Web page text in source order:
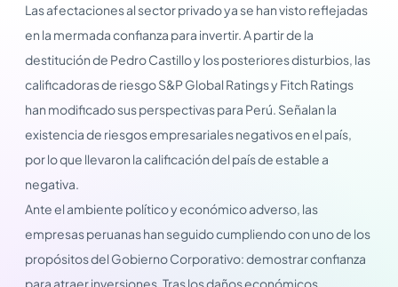
Las afectaciones al sector privado ya se han visto reflejadas
en la mermada confianza para invertir. A partir de la
destitución de Pedro Castillo y los posteriores disturbios, las
calificadoras de riesgo S&P Global Ratings y Fitch Ratings
han modificado sus perspectivas para Perú. Señalan la
existencia de riesgos empresariales negativos en el país,
por lo que llevaron la calificación del país de estable a
negativa.
Ante el ambiente político y económico adverso, las
empresas peruanas han seguido cumpliendo con uno de los
propósitos del Gobierno Corporativo: demostrar confianza
para atraer inversiones. Tras los daños económicos